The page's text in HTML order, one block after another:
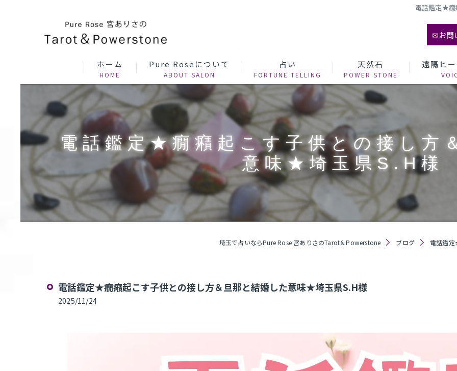
電話鑑定★癇
✉お問
ホーム Pure Roseについて 占い 天然石 遠隔ヒ
電話鑑定★癇癪起こす子供との接し方
意味★埼玉県S.H様
埼玉で占いならPure Rose 宮ありさのTarot＆Powerstone ブログ 電話鑑
電話鑑定★癇癪起こす子供との接し方＆旦那と結婚した意味★埼玉県S.H様
2025/11/24